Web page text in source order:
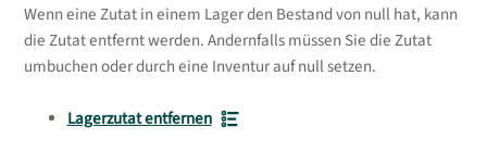
Wenn eine Zutat in einem Lager den Bestand von null hat, kann
die Zutat entfernt werden. Andernfalls müssen Sie die Zutat
umbuchen oder durch eine Inventur auf null setzen.
Lagerzutat entfernen